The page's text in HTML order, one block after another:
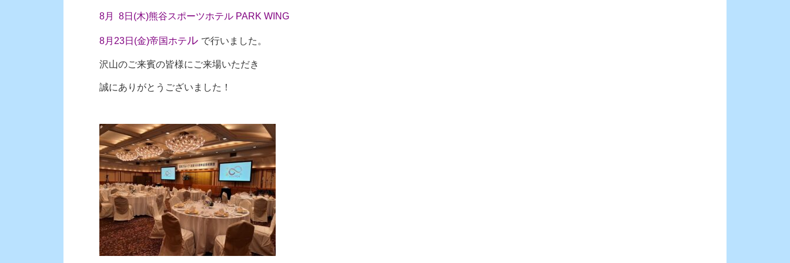
8月 8日(木)熊谷スポーツホテル PARK WING
8月23日(金)帝国ホテル で行いました。
沢山のご来賓の皆様にご来場いただき
誠にありがとうございました！